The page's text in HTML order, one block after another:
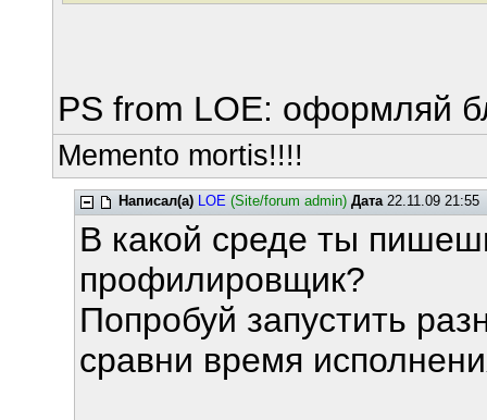
PS from LOE: оформляй
Memento mortis!!!!
Написал(а) LOE (Site/forum admin) Дата22.11.09 21:55
В какой среде ты
профилировщик?
Попробуй запустить
сравни время